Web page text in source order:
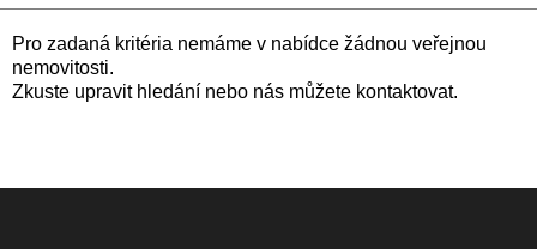
Pro zadaná kritéria nemáme v nabídce žádnou veřejnou
nemovitosti.
Zkuste upravit hledání nebo nás můžete kontaktovat.